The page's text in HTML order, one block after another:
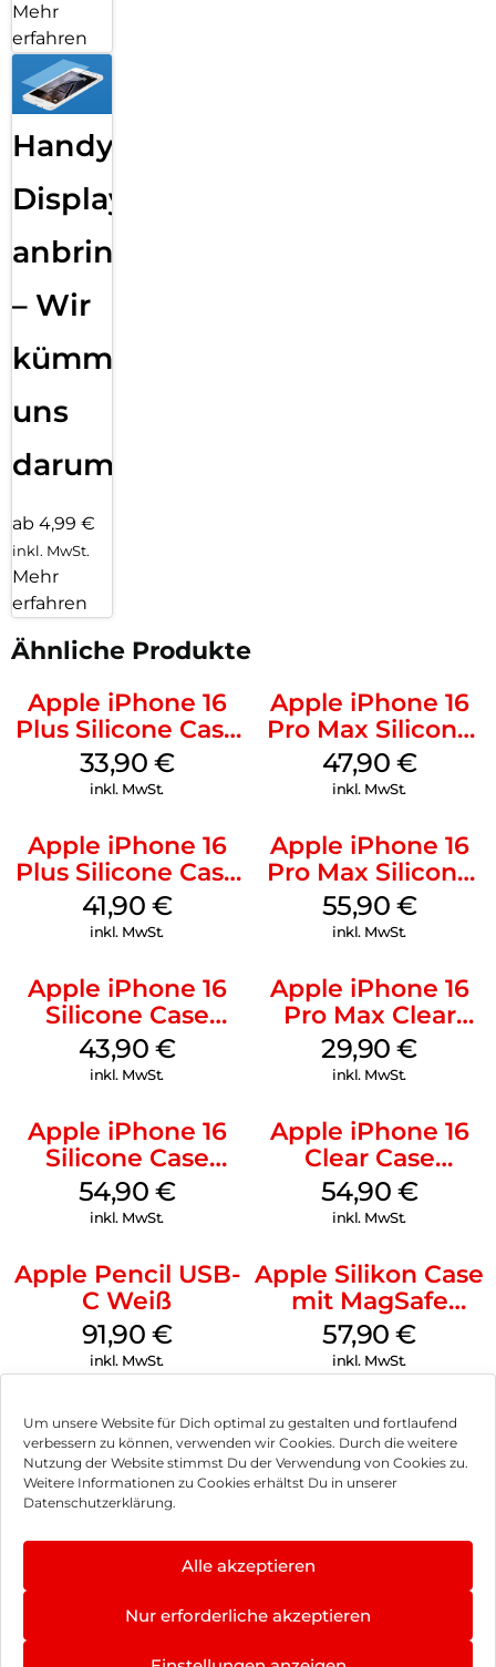
Um unsere Website für Dich optimal zu gestalten und fortlaufend
verbessern zu können, verwenden wir Cookies. Durch die weitere
Nutzung der Website stimmst Du der Verwendung von Cookies zu.
Weitere Informationen zu Cookies erhältst Du in unserer
Datenschutzerklärung.
Alle akzeptieren
Nur erforderliche akzeptieren
Mehr
erfahren
Handy
Displayfolie
anbringen
– Wir
kümmern
uns
darum!
ab 4,99 €
inkl. MwSt.
Mehr
erfahren
Ähnliche Produkte
Apple iPhone 16
Plus Silicone Case
MagSafe Lake
Green
33,90 €
inkl. MwSt.
Apple iPhone 16
Pro Max Silicone
Case MagSafe
Black
47,90 €
inkl. MwSt.
Apple iPhone 16
Plus Silicone Case
MagSafe Stone
Gray
41,90 €
inkl. MwSt.
Apple iPhone 16
Pro Max Silicone
Case MagSafe
Stone Gray
55,90 €
inkl. MwSt.
Apple iPhone 16
Silicone Case
MagSafe Plum
43,90 €
inkl. MwSt.
Apple iPhone 16
Pro Max Clear
Case MagSafe
Transparent
29,90€
inkl. MwSt.
Apple iPhone 16
Silicone Case
MagSafe Lake
Green
54,90 €
inkl. MwSt.
Apple iPhone 16
Clear Case
MagSafe
Transparent
54,90 €
inkl. MwSt.
Apple Pencil USB-
C Weiß
91,90 €
inkl. MwSt.
Apple Silikon Case
mit MagSafe
iPhone 14 Pro
(PRODUCT)RED
57,90€
inkl. MwSt.
Impressum
Hinweis zur Batterieentsorgung